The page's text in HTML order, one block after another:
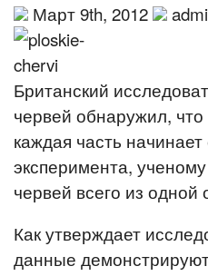
Март 9th, 2012
Британский
червей обнаружил,
каждая часть
эксперимента,
червей всего из одной
Как утверждает
данные